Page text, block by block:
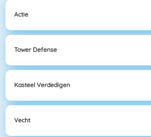
Actie
Tower Defense
Kasteel Verdedigen
Vecht